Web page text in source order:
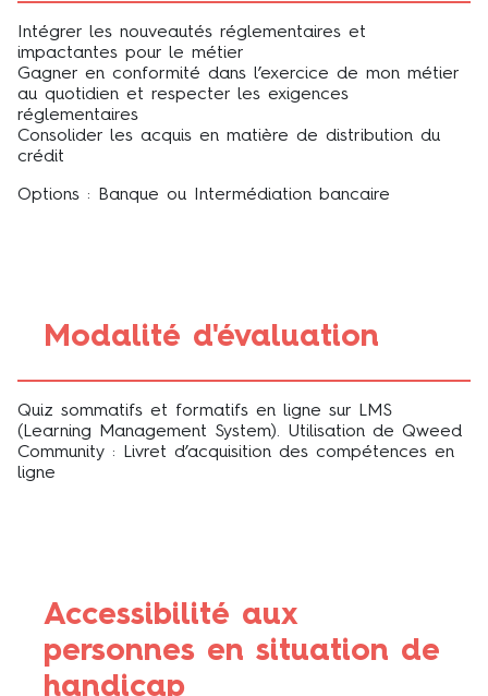
Intégrer les nouveautés réglementaires et
impactantes pour le métier
Gagner en conformité dans l’exercice de mon métier
au quotidien et respecter les exigences
réglementaires
Consolider les acquis en matière de distribution du
crédit
Options : Banque ou Intermédiation bancaire
Modalité d'évaluation
Quiz sommatifs et formatifs en ligne sur LMS
(Learning Management System). Utilisation de Qweed
Community : Livret d’acquisition des compétences en
ligne
Accessibilité aux
personnes en situation de
handicap